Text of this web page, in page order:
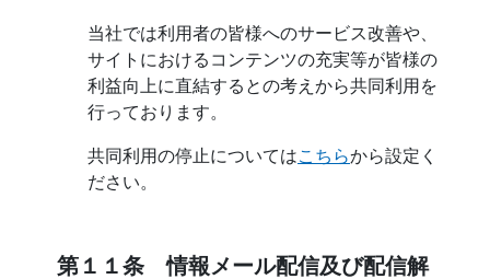
当社では利用者の皆様へのサービス改善や、
サイトにおけるコンテンツの充実等が皆様の
利益向上に直結するとの考えから共同利用を
行っております。
共同利用の停止についてはこちらから設定く
ださい。
第１１条 情報メール配信及び配信解